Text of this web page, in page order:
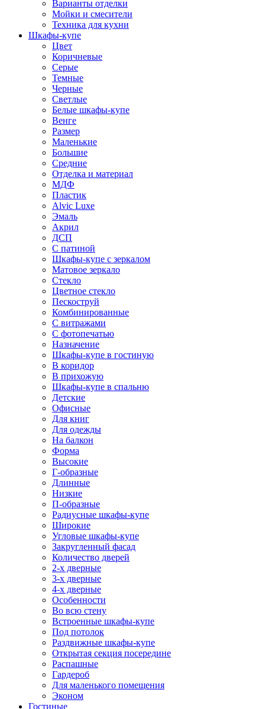
Варианты отделки
Мойки и смесители
Техника для кухни
Шкафы-купе
Цвет
Коричневые
Серые
Темные
Черные
Светлые
Белые шкафы-купе
Венге
Размер
Маленькие
Большие
Средние
Отделка и материал
МДФ
Пластик
Alvic Luxe
Эмаль
Акрил
ДСП
С патиной
Шкафы-купе с зеркалом
Матовое зеркало
Стекло
Цветное стекло
Пескоструй
Комбинированные
С витражами
С фотопечатью
Назначение
Шкафы-купе в гостиную
В коридор
В прихожую
Шкафы-купе в спальню
Детские
Офисные
Для книг
Для одежды
На балкон
Форма
Высокие
Г-образные
Длинные
Низкие
П-образные
Радиусные шкафы-купе
Широкие
Угловые шкафы-купе
Закругленный фасад
Количество дверей
2-х дверные
3-х дверные
4-х дверные
Особенности
Во всю стену
Встроенные шкафы-купе
Под потолок
Раздвижные шкафы-купе
Открытая секция посередине
Распашные
Гардероб
Для маленького помещения
Эконом
Гостиные